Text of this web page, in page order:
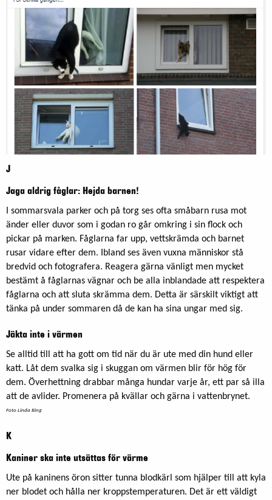
J
Jaga aldrig fåglar: Hejda barnen!
I sommarsvala parker och på torg ses ofta småbarn rusa mot
änder eller duvor som i godan ro går omkring i sin flock och
pickar på marken. Fåglarna far upp, vettskrämda och barnet
rusar vidare efter dem. Ibland ses även vuxna människor stå
bredvid och fotografera. Reagera gärna vänligt men mycket
bestämt å fåglarnas vägnar och be alla inblandade att respektera
fåglarna och att sluta skrämma dem. Detta är särskilt viktigt att
tänka på under sommaren då de kan ha sina ungar med sig.
Jäkta inte i värmen
Se alltid till att ha gott om tid när du är ute med din hund eller
katt. Låt dem svalka sig i skuggan om värmen blir för hög för
dem. Överhettning drabbar många hundar varje år, ett par så illa
att de avlider. Promenera på kvällar och gärna i vattenbrynet.
Foto Linda Bing
K
Kaniner ska inte utsättas för värme
Ute på kaninens öron sitter tunna blodkärl som hjälper till att kyla
ner blodet och hålla ner kroppstemperaturen. Det är ett väldigt